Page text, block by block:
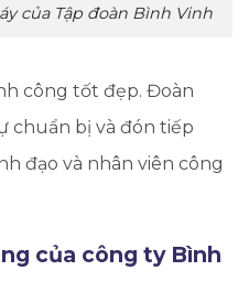
của Tập đoàn Bình Vinh
công tốt đẹp. Đoàn
chuẩn bị và đón tiếp
đạo và nhân viên công
của công ty Bình